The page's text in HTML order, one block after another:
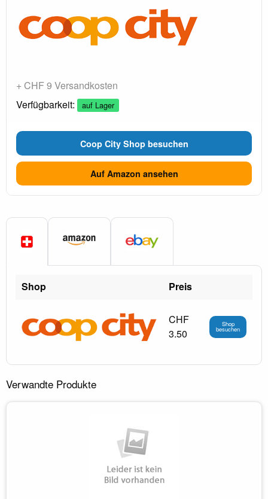
+ CHF 9 Versandkosten
Verfügbarkeit:
auf Lager
Coop City Shop besuchen
Auf Amazon ansehen
Shop Preis
CHF
3.50
Shop
besuchen
Verwandte Produkte